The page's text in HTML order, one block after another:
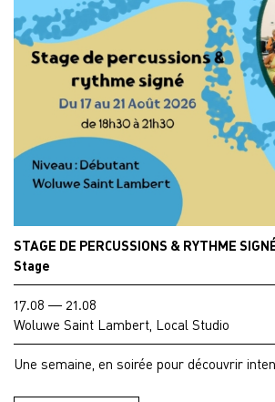
STAGE DE PERCUSSIONS & RYTHME
Stage
17.08 — 21.08
Woluwe Saint Lambert, Local Studio
Une semaine, en soirée pour découvrir